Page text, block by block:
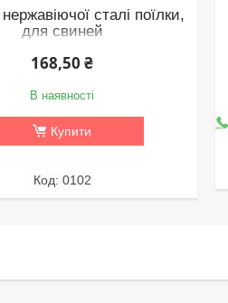
сталі поїлки,
для свиней
168,50 ₴
В наявності
Купити
0102